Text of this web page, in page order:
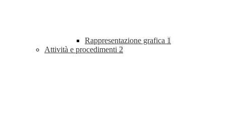
Rappresentazione grafica 1
Attività e procedimenti 2